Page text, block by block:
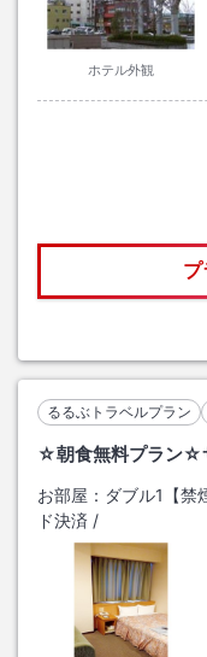
ホテル外観
るるぶトラベルプラン
☆朝食無料プラン☆
お部屋： ダブル1【禁
ド決済 /